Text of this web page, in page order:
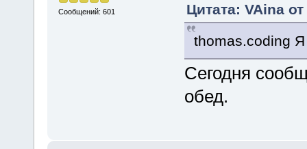
Сообщений: 601
Цитата: VAina
thomas.coding
Сегодня
обед.